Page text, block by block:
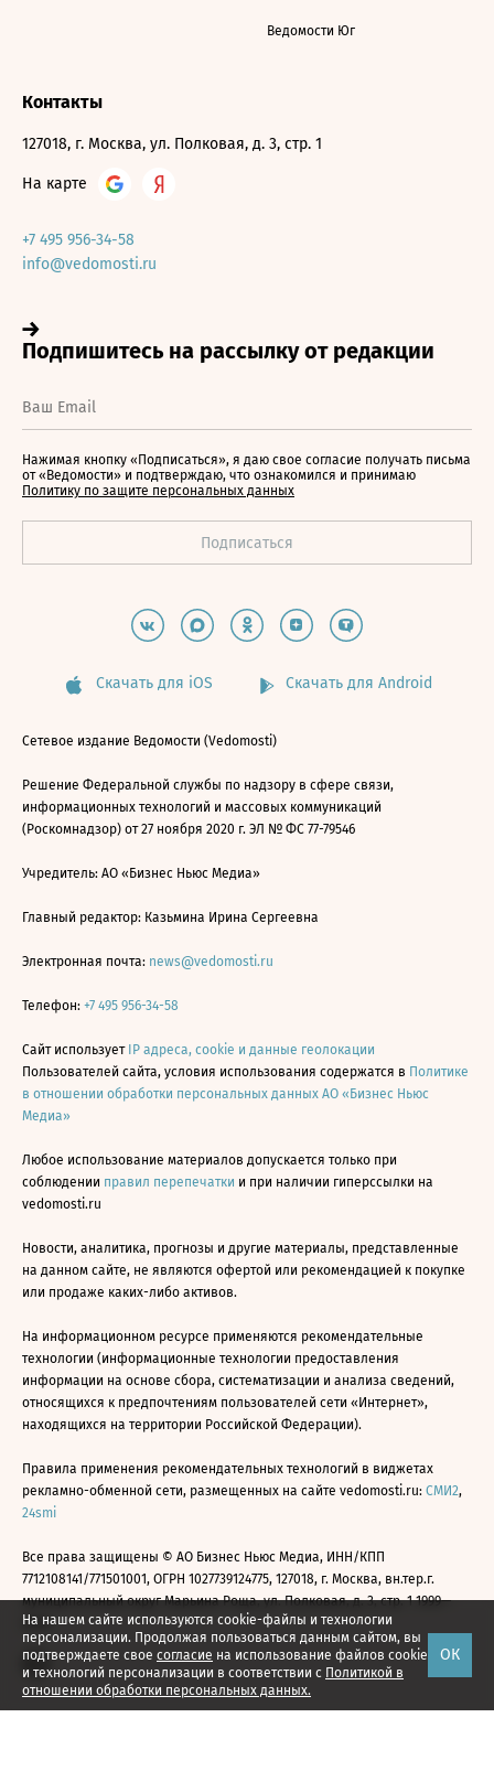
На нашем сайте используются cookie-файлы и технологии
персонализации. Продолжая пользоваться данным сайтом, вы
подтверждаете свое согласие на использование файлов cookie
и технологий персонализации в соответствии с Политикой в
отношении обработки персональных данных.
ОК
Ведомости Юг
Контакты
127018, г. Москва, ул. Полковая, д. 3, стр. 1
На карте
+7 495 956-34-58
info@vedomosti.ru
Нажимая кнопку «Подписаться», я даю свое согласие получать письма
от «Ведомости» и подтверждаю, что ознакомился и принимаю
Политику по защите персональных данных
Скачать для iOS Скачать для Android
Сетевое издание Ведомости (Vedomosti)
Решение Федеральной службы по надзору в сфере связи,
информационных технологий и массовых коммуникаций
(Роскомнадзор) от 27 ноября 2020 г. ЭЛ № ФС 77-79546
Учредитель: АО «Бизнес Ньюс Медиа»
Главный редактор: Казьмина Ирина Сергеевна
Электронная почта: news@vedomosti.ru
Телефон: +7 495 956-34-58
Сайт использует IP адреса, cookie и данные геолокации
Пользователей сайта, условия использования содержатся в Политике
в отношении обработки персональных данных АО «Бизнес Ньюс
Медиа»
Любое использование материалов допускается только при
соблюдении правил перепечатки и при наличии гиперссылки на
vedomosti.ru
Новости, аналитика, прогнозы и другие материалы, представленные
на данном сайте, не являются офертой или рекомендацией к покупке
или продаже каких-либо активов.
На информационном ресурсе применяются рекомендательные
технологии (информационные технологии предоставления
информации на основе сбора, систематизации и анализа сведений,
относящихся к предпочтениям пользователей сети «Интернет»,
находящихся на территории Российской Федерации).
Правила применения рекомендательных технологий в виджетах
рекламно-обменной сети, размещенных на сайте vedomosti.ru: СМИ2,
24smi
Все права защищены © АО Бизнес Ньюс Медиа, ИНН/КПП
7712108141/771501001, ОГРН 1027739124775, 127018, г. Москва, вн.тер.г.
муниципальный округ Марьина Роща, ул. Полковая, д. 3, стр. 1 1999—
2026